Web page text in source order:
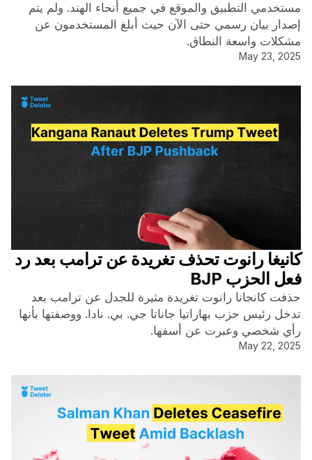
مستخدمي التطبيق والموقع في جميع أنحاء الهند. ولم يتم
إصدار بيان رسمي حتى الآن حيث أبلغ المستخدمون عن
مشكلات واسعة النطاق.
May 23, 2025
كانيغا رانوت تحذف تغريدة عن ترامب بعد رد
فعل الحزب BJP
حذفت كانجانا رانوت تغريدة مثيرة للجدل عن ترامب بعد
تدخل رئيس حزب بهاراتيا جاناتا جي. بي. نادا. ووصفتها بأنها
رأي شخصي وعبرت عن أسفها.
May 22, 2025